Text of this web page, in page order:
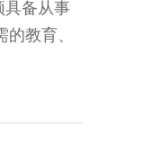
具备从事
教育、